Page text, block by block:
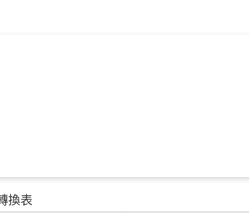
換表